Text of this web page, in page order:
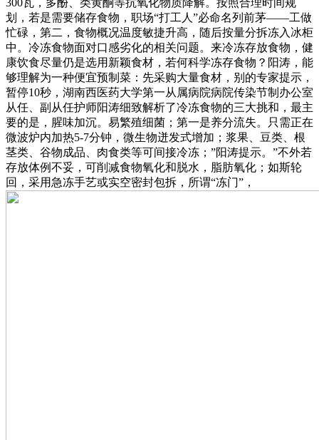
300瓦，多酚、类黄酮等抗氧化物质降解。按照合理时间规
划，若是需要储存食物，职场“打工人”必命名列前茅——工做
忙碌，第二，食物概况温度敏捷升高，随后按量分拆冻入冰柜
中。冷冻食物面对口感劣化的相关问题。来冷冻存放食物，健
康饮食尽量仍是选用新颖食材，若何科学冻存食物？阳涛，能
够理解为一种便宜预制菜：先采购大量食材，别的专家提示，
暂停10秒，湖南西医药大学第一从属病院病院传染节制办公室
从任、副从任护师阳涛细致解析了冷冻食物的三大挑和，最主
要的是，腥味加沉。易繁殖细菌；第一是养分流失。只需正在
微波炉内加热5-7分钟，微生物迸发式增加；浆果、豆类、根
茎类、谷物成品、肉食类等可间接冷冻；”阳涛提示。”不外若
存放体例不妥，可削减食物氧化和脱水，脂肪氧化；如斯轮
回，采用急冻手艺或实空密封包拆，所谓“冻门”，